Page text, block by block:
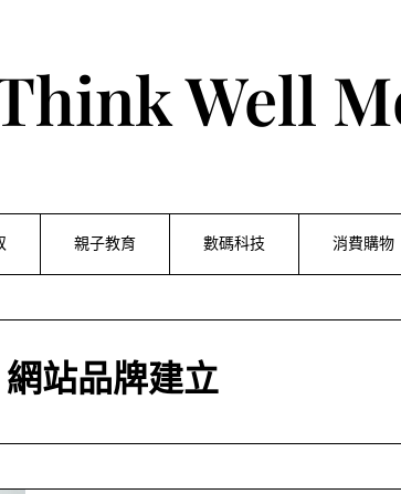
Well
親子教育 數碼科技 消費購物
網站品牌建立